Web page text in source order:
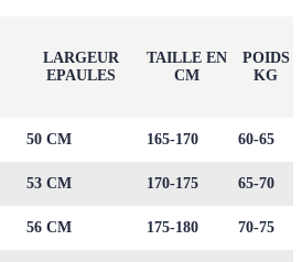
LARGEUR
EPAULES
TAILLE EN
CM
POIDS
KG
50 CM 165-170 60-65
53 CM 170-175 65-70
56 CM 175-180 70-75